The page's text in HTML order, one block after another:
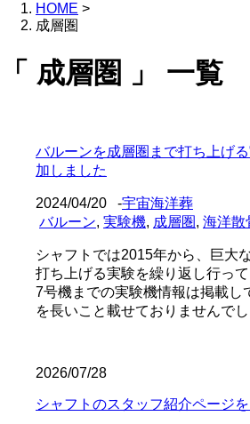
HOME >
成層圏
「 成層圏 」 一覧
バルーンを成層圏まで打ち上げ
加しました
2024/04/20 -宇宙海洋葬
バルーン, 実験機, 成層圏 , 海洋散
シャフトでは2015年から、巨大
打ち上げる実験を繰り返し行っ
7号機までの実験機情報は掲載し
を長いこと載せておりませんで
2026/07/28
シャフトのスタッフ紹介ページ